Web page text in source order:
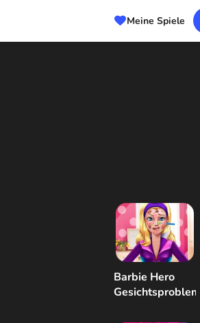
Meine Spiele
Barbie Hero
Gesichtsproblem